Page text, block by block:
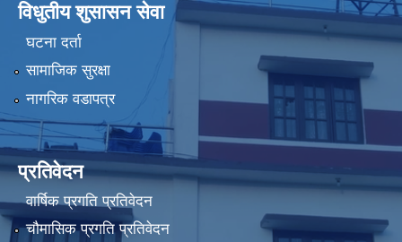
विधुतीय शुसासन सेवा
घटना दर्ता
सामाजिक सुरक्षा
नागरिक वडापत्र
प्रतिवेदन
वार्षिक प्रगति प्रतिवेदन
चौमासिक प्रगति प्रतिवेदन